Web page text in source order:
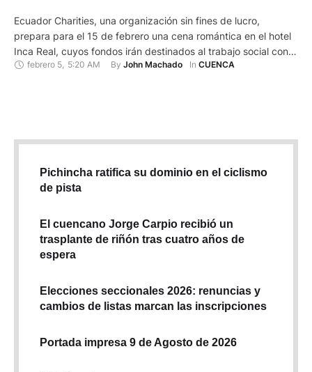
Ecuador Charities, una organización sin fines de lucro,
prepara para el 15 de febrero una cena romántica en el hotel
Inca Real, cuyos fondos irán destinados al trabajo social con
niños con autismo. El coordinador del evento, Ned Meisner, un
febrero 5 5:20 AM By John Machado In CUENCA
Pichincha ratifica su dominio en el ciclismo
de pista
El cuencano Jorge Carpio recibió un
trasplante de riñón tras cuatro años de
espera
Elecciones seccionales 2026: renuncias y
cambios de listas marcan las inscripciones
Portada impresa 9 de Agosto de 2026